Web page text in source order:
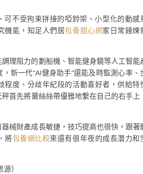
可不受拘束拼接的啞鈴架、小型化的動感
機能，知足人們居包養甜心網家日常錘煉
理阻力的劃船機、智能健身鏡等人工智能
新一代“AI健身助手”還能及時監測心率、
程度、分歧年紀段的活動喜好者，供給特
秤首先將蕾絲絲帶優雅地繫在自己的右手上
械財產成長敏捷，技巧提高也很快，跟著
將包養網比較來還有很年夜的成長潛力和
）